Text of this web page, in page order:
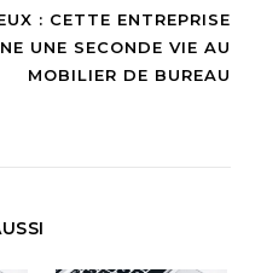
: CETTE ENTREPRISE
UNE SECONDE VIE AU
MOBILIER DE BUREAU